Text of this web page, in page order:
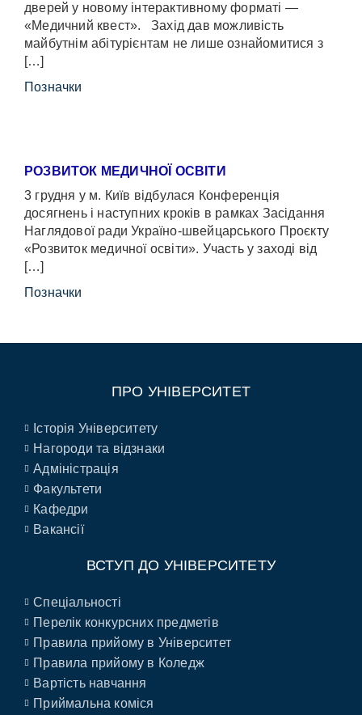
дверей у новому інтерактивному форматі —
«Медичний квест». Захід дав можливість
майбутнім абітурієнтам не лише ознайомитися з
[…]
Позначки
РОЗВИТОК МЕДИЧНОЇ ОСВІТИ
3 грудня у м. Київ відбулася Конференція
досягнень і наступних кроків в рамках Засідання
Наглядової ради Україно-швейцарського Проєкту
«Розвиток медичної освіти». Участь у заході від
[…]
Позначки
ПРО УНІВЕРСИТЕТ
Історія Університету
Нагороди та відзнаки
Адміністрація
Факультети
Кафедри
Вакансії
ВСТУП ДО УНІВЕРСИТЕТУ
Спеціальності
Перелік конкурсних предметів
Правила прийому в Університет
Правила прийому в Коледж
Вартість навчання
Приймальна коміся